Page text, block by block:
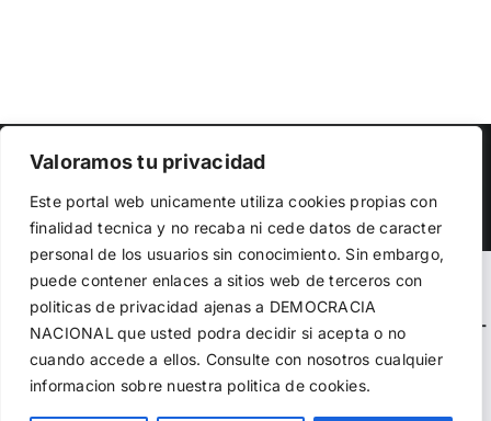
Valoramos tu privacidad
Este portal web unicamente utiliza cookies propias con
finalidad tecnica y no recaba ni cede datos de caracter
personal de los usuarios sin conocimiento. Sin embargo,
puede contener enlaces a sitios web de terceros con
politicas de privacidad ajenas a DEMOCRACIA
NACIONAL que usted podra decidir si acepta o no
cuando accede a ellos. Consulte con nosotros cualquier
informacion sobre nuestra politica de cookies.
Copyright 2023 | Democracia Nacional
Facebook
TwitterInstagram
Warning
: Undefined variable $visibility_homepage in
/home/demopwcr/public_html/wp-content/plugins/kn-
mobile-sharebar/kn_mobile_sharebar.php on line71
Warning: Undefined variable $visibility_page in
el funcionamiento de la web, medir su uso y mejorar
nuestros servicios. Puede aceptar todas las cookies,
rechazar las no necesarias o configurar sus preferencias.
Política de cookies
Aceptar todo
Rechazar